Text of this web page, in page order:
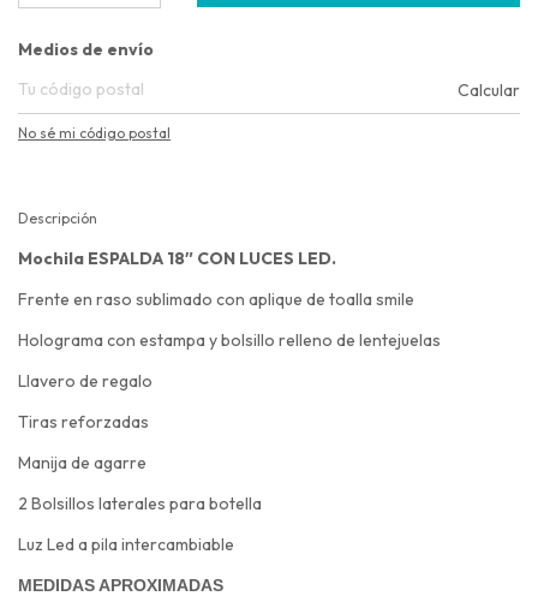
Entregas para el CP:
Medios de envío
Calcular
No sé mi código postal
Descripción
Mochila ESPALDA 18″ CON LUCES LED.
Frente en raso sublimado con aplique de toalla smile
Holograma con estampa y bolsillo relleno de lentejuelas
Llavero de regalo
Tiras reforzadas
Manija de agarre
2 Bolsillos laterales para botella
Luz Led a pila intercambiable
MEDIDAS APROXIMADAS